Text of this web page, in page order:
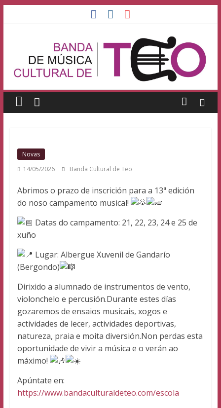
Banda
de
Música
Cultural
de
Teo
Banda
Cultural
de
Teo
Novas
14/05/2026
Banda Cultural de Teo
Abrimos o prazo de inscrición para a 13ª edición
do noso campamento musical!
Datas do campamento: 21, 22, 23, 24 e 25 de
xuño
Lugar: Albergue Xuvenil de Gandarío
(Bergondo)
Dirixido a alumnado de instrumentos de vento,
violonchelo e percusión.Durante estes días
gozaremos de ensaios musicais, xogos e
actividades de lecer, actividades deportivas,
natureza, praia e moita diversión.Non perdas esta
oportunidade de vivir a música e o verán ao
máximo!
Apúntate en:
https://www.bandaculturaldeteo.com/escola